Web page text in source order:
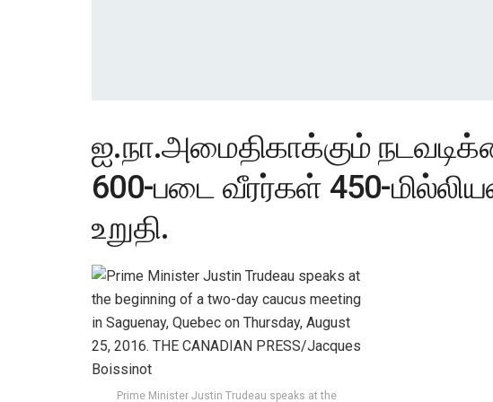
ஐ.நா.அமைதிகாக்கும்
600-படை வீரர்கள் 450-
உறுதி.
Prime Minister Justin Trudeau speaks at the